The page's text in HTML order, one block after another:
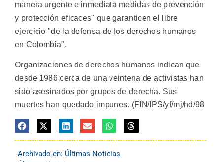
manera urgente e inmediata medidas de prevención
y protección eficaces" que garanticen el libre
ejercicio "de la defensa de los derechos humanos
en Colombia".
Organizaciones de derechos humanos indican que
desde 1986 cerca de una veintena de activistas han
sido asesinados por grupos de derecha. Sus
muertes han quedado impunes. (FIN/IPS/yf/mj/hd/98
Archivado en: Últimas Noticias